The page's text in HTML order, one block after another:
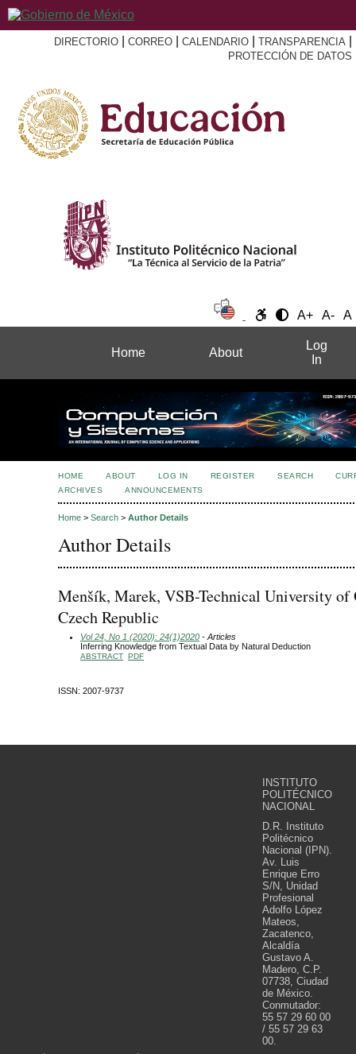
DIRECTORIO CORREO CALENDARIO TRANSPARENCIA
PROTECCIÓN DE DATOS
A+ A- A
Home About
Log
In
HOME ABOUT LOG IN REGISTER SEARCH
ARCHIVES
ANNOUNCEMENTS
Home > Search > Author Details
Author Details
Menšík, Marek, VSB-Technical University of
Czech Republic
Vol 24, No 1 (2020): 24(1)2020 - Articles
Inferring Knowledge from Textual Data by Natural Deduction
ABSTRACT PDF
ISSN: 2007-9737
INSTITUTO
POLITÉCNICO
NACIONAL
D.R. Instituto
Politécnico
Nacional (IPN).
Av. Luis
Enrique Erro
S/N, Unidad
Profesional
Adolfo López
Mateos,
Zacatenco,
Alcaldía
Gustavo A.
Madero, C.P.
07738, Ciudad
de México.
Conmutador:
55 57 29 60 00
/ 55 57 29 63
00.